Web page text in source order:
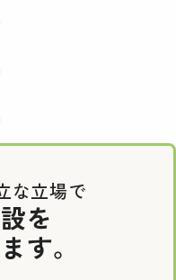
な立場で
を
す。